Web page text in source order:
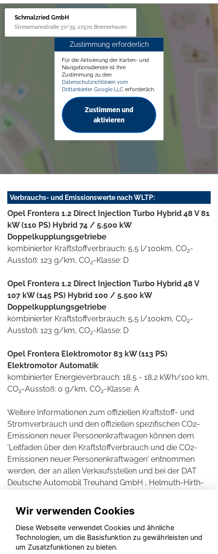
Schmalzried GmbH
Stresemannstraße 37/39, 27570 Bremerhaven
Zustimmung erforderlich
Für die Aktivierung der Karten- und
Navigationsdienste ist Ihre
Zustimmung zu den
Datenschutzrichtlinien vom
Drittanbieter Google LLC erforderlich.
Zustimmen und
aktivieren
Verbrauchs- und Emissionswerte nach WLTP:
Opel Frontera 1.2 Direct Injection Turbo Hybrid 48 V 81
kW (110 PS) Hybrid 74 / 5.500 kW
Doppelkupplungsgetriebe
kombinierter Kraftstoffverbrauch: 5,5 l/100km, CO2-
Ausstoß: 123 g/km, CO2-Klasse: D
Opel Frontera 1.2 Direct Injection Turbo Hybrid 48 V
107 kW (145 PS) Hybrid 100 / 5.500 kW
Doppelkupplungsgetriebe
kombinierter Kraftstoffverbrauch: 5,5 l/100km, CO2-
Ausstoß: 123 g/km, CO2-Klasse: D
Opel Frontera Elektromotor 83 kW (113 PS)
Elektromotor Automatik
kombinierter Energieverbrauch: 18,5 - 18,2 kWh/100 km,
CO2-Ausstoß: 0 g/km, CO2-Klasse: A
Weitere Informationen zum offiziellen Kraftstoff- und
Stromverbrauch und den offiziellen spezifischen CO2-
Emissionen neuer Personenkraftwagen können dem
'Leitfaden über den Kraftstoffverbrauch und die CO2-
Emissionen neuer Personenkraftwagen' entnommen
werden, der an allen Verkaufsstellen und bei der DAT
Deutsche Automobil Treuhand GmbH , Helmuth-Hirth-
© konjunkturmotor.de GmbH 2020 - 2026
Wir verwenden Cookies
Diese Webseite verwendet Cookies und ähnliche
Technologien, um die Basisfunktion zu gewährleisten und
um Zusatzfunktionen zu bieten.